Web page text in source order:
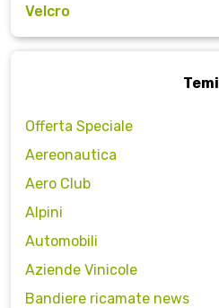
Velcro
Temi
Offerta Speciale
Aereonautica
Aero Club
Alpini
Automobili
Aziende Vinicole
Bandiere ricamate news